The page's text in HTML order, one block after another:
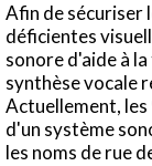
Afin de sécuriser
déficientes
sonore d'aide à
synthèse vocale
Actuellement, les
d'un système
les noms de rue